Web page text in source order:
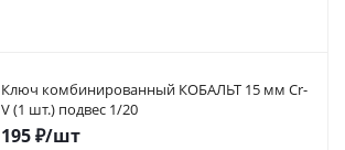
Ключ комбинированный КОБАЛЬТ 15 мм Cr-
V (1 шт.) подвес 1/20
195₽/шт